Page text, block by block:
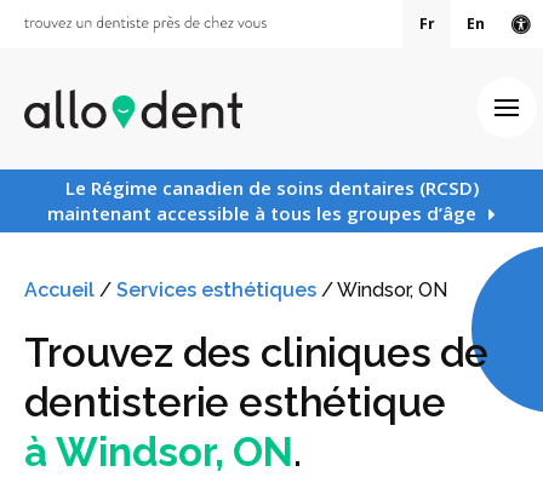
Fr En
Le Régime canadien de soins dentaires (RCSD)
maintenant accessible à tous les groupes d’âge
Accueil / Services esthétiques /Windsor, ON
Trouvez des cliniques de
dentisterie esthétique
à Windsor, ON.